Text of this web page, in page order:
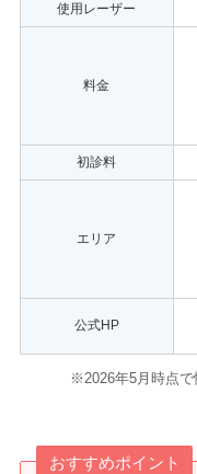
使用レーザー
料金
初診料
エリア
公式HP
※2026年5月時点で
おすすめポイント